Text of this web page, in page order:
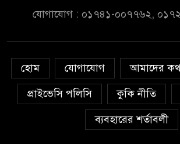
চাঁদপুরে মাটির
মাদক কারবারি
লুটপাট ও
সংশোধনের
যোগাযোগ : ০১৭৪১-০০৭৭৬২,
হোম যোগাযোগ আমাদের
প্রাইভেসি পলিসি
কুকি নীতি
ব্যবহারের শর্তাবলী